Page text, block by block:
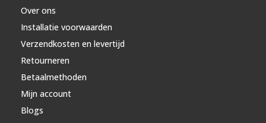
Over ons
Installatie voorwaarden
Verzendkosten en levertijd
Retourneren
Betaalmethoden
Mijn account
Blogs